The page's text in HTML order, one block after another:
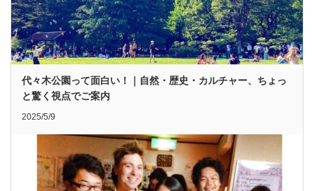
代々木公園って面白い！｜自然・歴史・カルチャー、ちょっ
と驚く視点でご案内
2025/5/9